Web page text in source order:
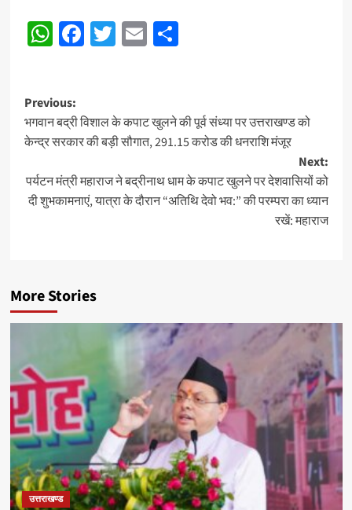
Post
Navigation
WhatsApp
Facebook
Twitter
EmailShare
Post
navigation
Previous:
भगवान बद्री विशाल के कपाट खुलने की पूर्व संध्या पर उत्तराखण्ड को
केन्द्र सरकार की बड़ी सौगात, 291.15 करोड की धनराशि मंजूर
Next:
पर्यटन मंत्री महाराज ने बद्रीनाथ धाम के कपाट खुलने पर देशवासियों को
दी शुभकामनाएं, यात्रा के दौरान “अतिथि देवो भव:” की परम्परा का ध्यान
रखें: महाराज
More Stories
उत्तराखण्ड